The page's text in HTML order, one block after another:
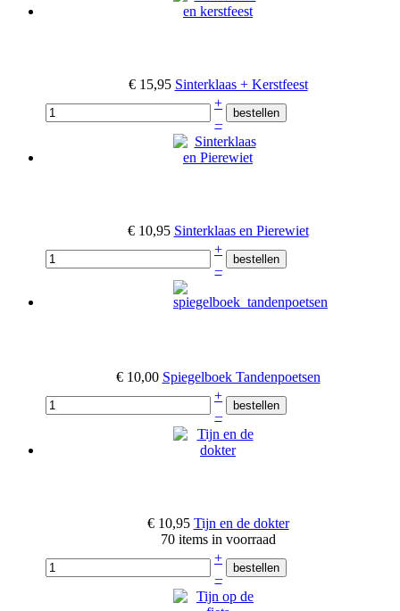
€ 15,95 Sinterklaas + Kerstfeest
+
–
€ 10,95 Sinterklaas en Pierewiet
+
–
€ 10,00 Spiegelboek Tandenpoetsen
+
–
€ 10,95 Tijn en de dokter
70 items in voorraad
+
–